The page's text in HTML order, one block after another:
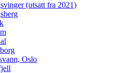
(utsatt fra 2021)
Oslo